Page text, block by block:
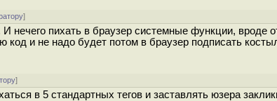
]
нечего пихать в браузер системные функции, вроде
и не надо будет потом в браузер подписать
]
в 5 стандартных тегов и заставлять юзера